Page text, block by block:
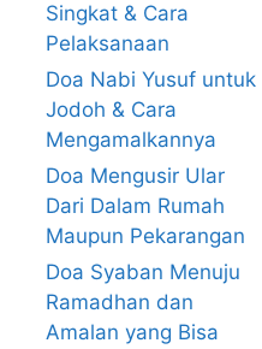
Singkat & Cara
Pelaksanaan
Doa Nabi Yusuf untuk
Jodoh & Cara
Mengamalkannya
Doa Mengusir Ular
Dari Dalam Rumah
Maupun Pekarangan
Doa Syaban Menuju
Ramadhan dan
Amalan yang Bisa